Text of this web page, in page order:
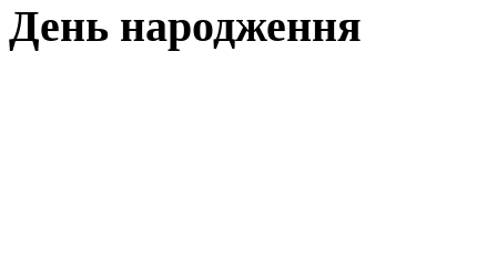
День народження